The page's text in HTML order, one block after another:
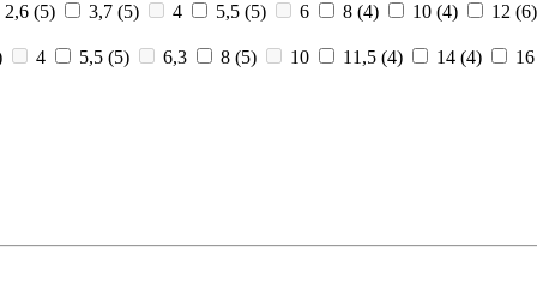
2,6 (5) 3,7 (5) 4 5,5 (5) 6 8 (4) 10 (4) 12 (6)
4 5,5 (5) 6,3 8 (5) 10 11,5 (4) 14 (4) 16